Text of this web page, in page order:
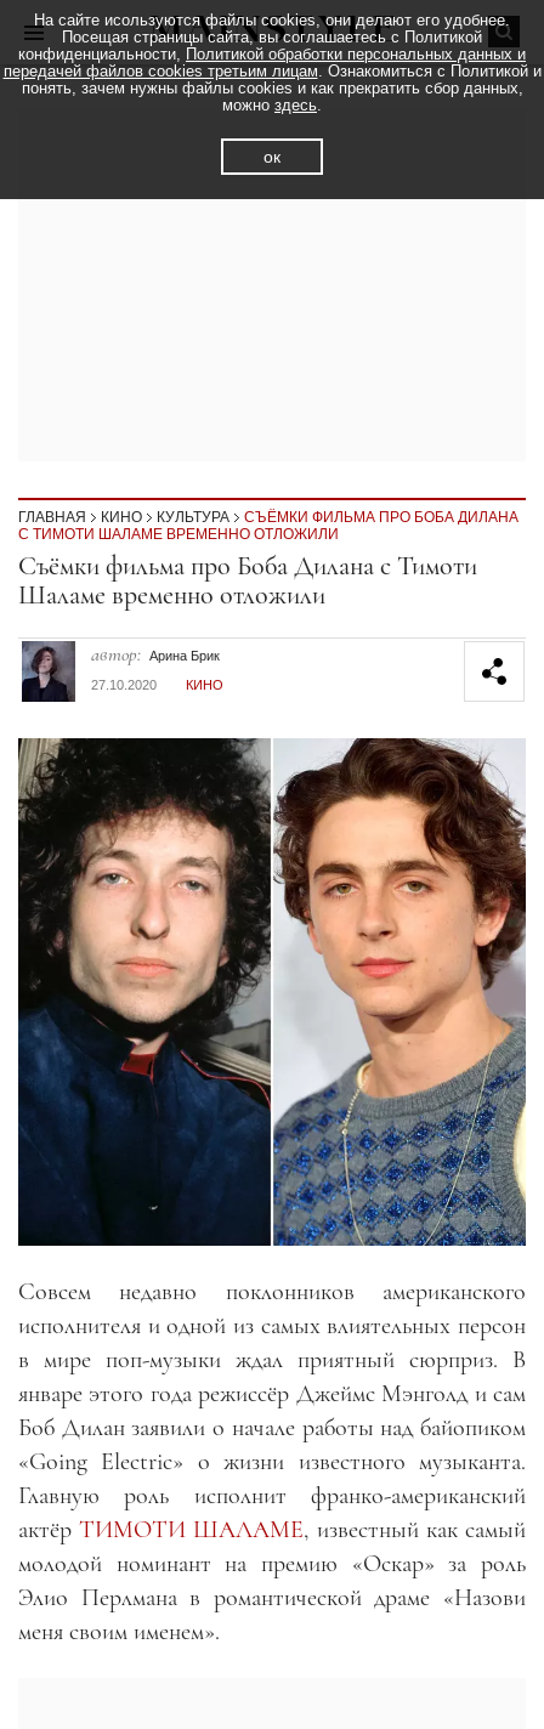
ГЛАВНАЯ КИНО КУЛЬТУРА
СЪЁМКИ ФИЛЬМА ПРО БОБА ДИЛАНА
С ТИМОТИ ШАЛАМЕ ВРЕМЕННО ОТЛОЖИЛИ
Секция статей
Съёмки фильма про Боба Дилана с Тимоти
Шаламе временно отложили
автор: Арина Брик
27.10.2020
КИНО
Совсем недавно поклонников американского
исполнителя и одной из самых влиятельных персон
в мире поп-музыки ждал приятный сюрприз. В
январе этого года режиссёр Джеймс Мэнголд и сам
Боб Дилан заявили о начале работы над байопиком
«Going Electric» о жизни известного музыканта.
Главную роль исполнит франко-американский
актёрТИМОТИ ШАЛАМЕ, известный как самый
молодой номинант на премию «Оскар» за роль
Элио Перлмана в романтической драме «Назови
меня своим именем».
На сайте исользуются файлы cookies, они делают его удобнее.
Посещая страницы сайта, вы соглашаетесь с Политикой
конфиденциальности, Политикой обработки персональных данных и
передачей файлов cookies третьим лицам. Ознакомиться с Политикой и
понять, зачем нужны файлы cookies и как прекратить сбор данных,
можно здесь.
ок